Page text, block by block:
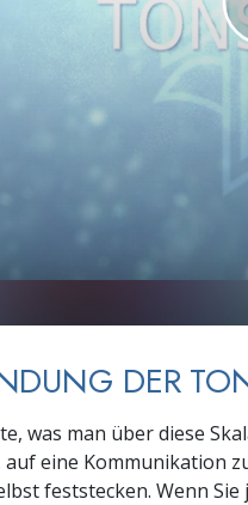
Was ist Größe?
DER
was man über diese
eine Kommunikation
feststecken. Wenn